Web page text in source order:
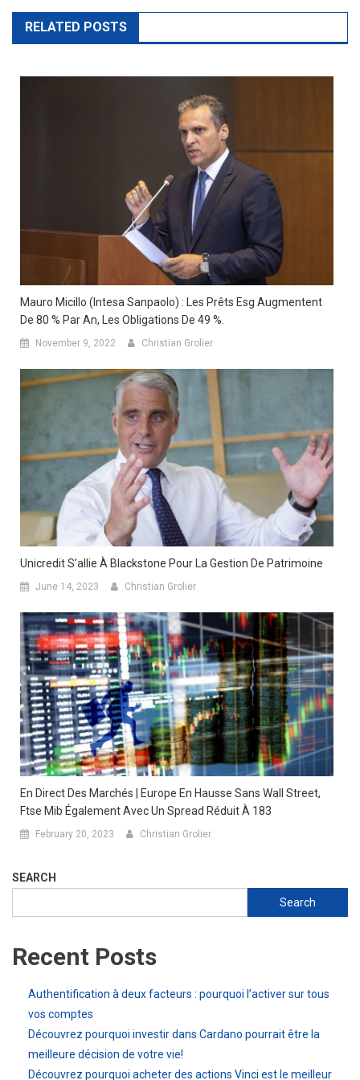
navigation
RELATED POSTS
Mauro Micillo (Intesa Sanpaolo) : Les Prêts Esg Augmentent
De 80 % Par An, Les Obligations De 49 %.
November 9, 2022 Christian Grolier
Unicredit S’allie À Blackstone Pour La Gestion De Patrimoine
June 14, 2023 Christian Grolier
En Direct Des Marchés | Europe En Hausse Sans Wall Street,
Ftse Mib Également Avec Un Spread Réduit À 183
February 20, 2023 Christian Grolier
SEARCH
Search
Recent Posts
Authentification à deux facteurs : pourquoi l’activer sur tous
vos comptes
Découvrez pourquoi investir dans Cardano pourrait être la
meilleure décision de votre vie!
Découvrez pourquoi acheter des actions Vinci est le meilleur